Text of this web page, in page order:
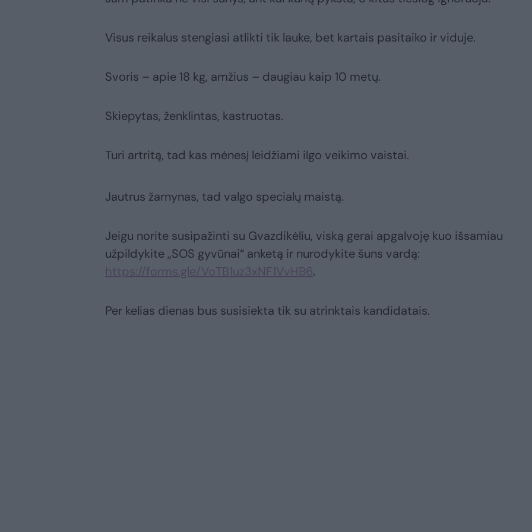
Visus reikalus stengiasi atlikti tik lauke, bet kartais pasitaiko ir viduje.
Svoris – apie 18 kg, amžius – daugiau kaip 10 metų.
Skiepytas, ženklintas, kastruotas.
Turi artritą, tad kas mėnesį leidžiami ilgo veikimo vaistai.
Jautrus žarnynas, tad valgo specialų maistą.
Jeigu norite susipažinti su Gvazdikėliu, viską gerai apgalvoję kuo išsamiau
užpildykite „SOS gyvūnai“ anketą ir nurodykite šuns vardą:
https://forms.gle/VoTB1uz3xNF1VvHB6.
Per kelias dienas bus susisiekta tik su atrinktais kandidatais.